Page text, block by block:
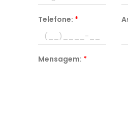
Telefone: *
Mensagem: *